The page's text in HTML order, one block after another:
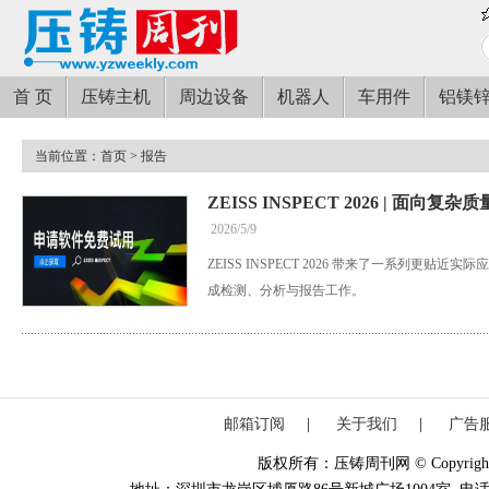
首 页 压铸主机 周边设备 机器人 车用件 铝镁
当前位置： 首页 > 报告
ZEISS INSPECT 2026 | 面向复杂质
2026/5/9
ZEISS INSPECT 2026 带来了一系列更贴近实际
成检测、分析与报告工作。
邮箱订阅 关于我们 广告
版权所有：压铸周刊网 ©